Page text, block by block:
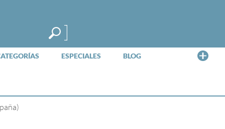
ESPECIALES BLOG